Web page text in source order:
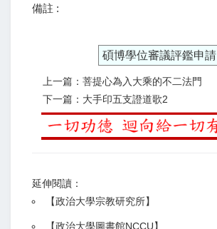
備註 :
碩博學位審議評鑑申請
上一篇：菩提心為入大乘的不二法門
下一篇：大手印五支證道歌2
延伸閱讀：
【政治大學宗教研究所】
【政治大學圖書館NCCU】